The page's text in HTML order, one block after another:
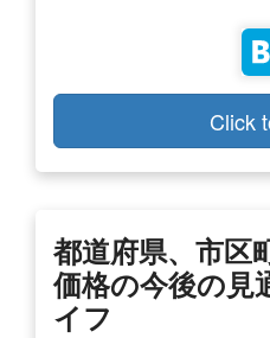
Click
都道府県、市区
価格の今後の見
イフ